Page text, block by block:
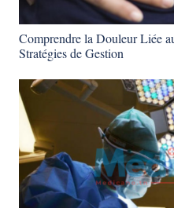
Comprendre la Douleur Liée
Stratégies de Gestion